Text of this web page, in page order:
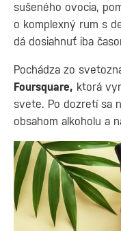
sušeného ovocia,
o komplexný rum s
dá dosiahnuť iba
Pochádza zo
Foursquare, ktorá
svete. Po dozretí sa
obsahom alkoholu a